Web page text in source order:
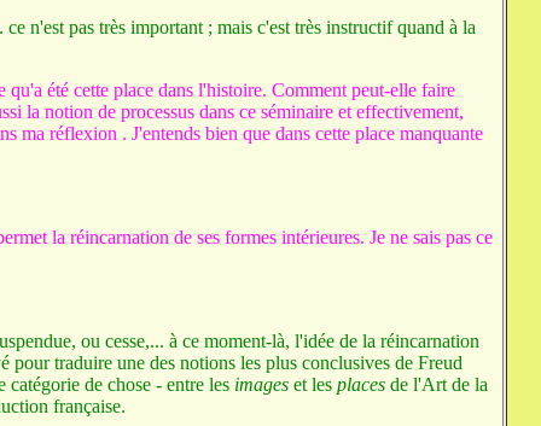
n'est pas très important ; mais c'est très instructif quand à la
été cette place dans l'histoire. Comment peut-elle faire
la notion de processus dans ce séminaire et effectivement,
ma réflexion . J'entends bien que dans cette place manquante
la réincarnation de ses formes intérieures. Je ne sais pas ce
ou cesse,... à ce moment-là, l'idée de la réincarnation
pour traduire une des notions les plus conclusives de Freud
catégorie de chose - entre les images et les places de l'Art de la
française.